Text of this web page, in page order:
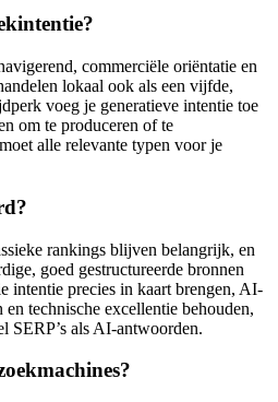
commerciële oriëntatie en
lokaal ook als een vijfde,
voeg je generatieve intentie toe
om te produceren of te
alle relevante typen voor je
rankings blijven belangrijk, en
goed gestructureerde bronnen
intentie precies in kaart brengen, AI-
technische excellentie behouden,
SERP’s als AI-antwoorden.